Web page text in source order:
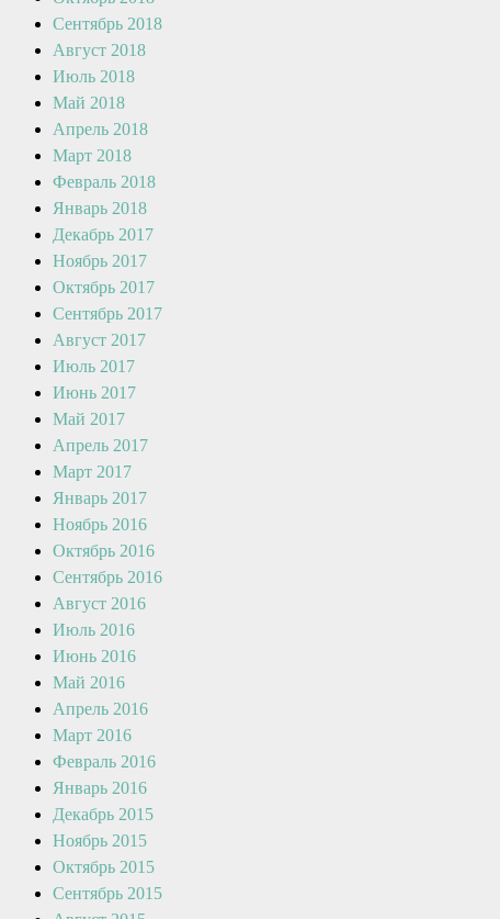
Сентябрь 2018
Август 2018
Июль 2018
Май 2018
Апрель 2018
Март 2018
Февраль 2018
Январь 2018
Декабрь 2017
Ноябрь 2017
Октябрь 2017
Сентябрь 2017
Август 2017
Июль 2017
Июнь 2017
Май 2017
Апрель 2017
Март 2017
Январь 2017
Ноябрь 2016
Октябрь 2016
Сентябрь 2016
Август 2016
Июль 2016
Июнь 2016
Май 2016
Апрель 2016
Март 2016
Февраль 2016
Январь 2016
Декабрь 2015
Ноябрь 2015
Октябрь 2015
Сентябрь 2015